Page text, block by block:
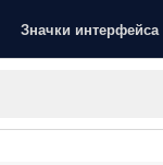
Значки интерфейса